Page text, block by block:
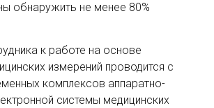
обнаружить не менее 80%
к работе на основе
измерений проводится с
комплексов аппаратно-
системы медицинских